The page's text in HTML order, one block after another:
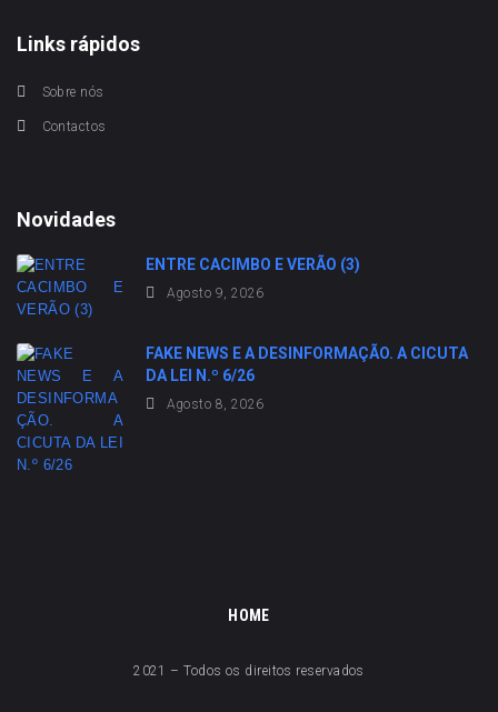
Links rápidos
Sobre nós
Contactos
Novidades
ENTRE CACIMBO E VERÃO (3)
Agosto 9, 2026
FAKE NEWS E A DESINFORMAÇÃO. A CICUTA
DA LEI N.º 6/26
Agosto 8, 2026
HOME
2021 – Todos os direitos reservados